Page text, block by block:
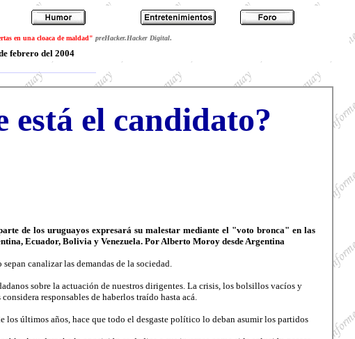
en una cloaca de maldad" preHacker.Hacker Digital.
febrero del 2004
está el candidato?
de los uruguayos expresará su malestar mediante el "voto bronca" en las
Ecuador, Bolivia y Venezuela. Por Alberto Moroy desde Argentina
canalizar las demandas de la sociedad.
sobre la actuación de nuestros dirigentes. La crisis, los bolsillos vacíos y
responsables de haberlos traído hasta acá.
últimos años, hace que todo el desgaste político lo deban asumir los partidos